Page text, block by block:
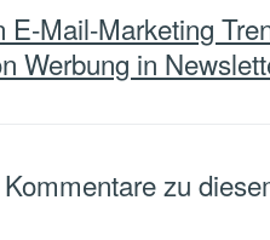
E-Mail-Marketing
Werbung in
zu